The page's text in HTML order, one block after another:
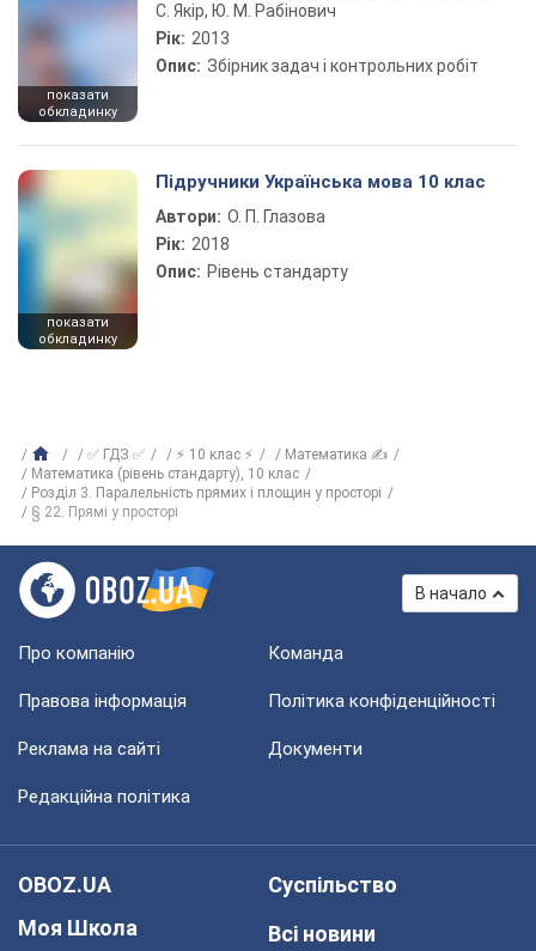
показати
обкладинку
С. Якір, Ю. М. Рабінович
Рік: 2013
Опис: Збірник задач і контрольних робіт
показати
обкладинку
Підручники Українська мова 10 клас
Автори: О. П. Глазова
Рік: 2018
Опис: Рівень стандарту
✅ ГДЗ ✅ ⚡ 10 клас ⚡
Математика ✍
Математика (рівень стандарту), 10 клас
Розділ 3. Паралельність прямих і площин у просторі
§ 22. Прямі у просторі
В начало
Про компанію Команда
Правова інформація Політика конфіденційності
Реклама на сайті Документи
Редакційна політика
OBOZ.UA
Моя Школа
Суспільство
Всі новини